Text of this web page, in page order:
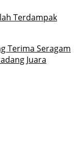
Terdampak
Terima Seragam
Juara